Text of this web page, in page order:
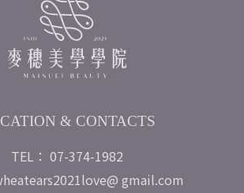
& CONTACTS
TEL： 07-374-1982
gmail.com